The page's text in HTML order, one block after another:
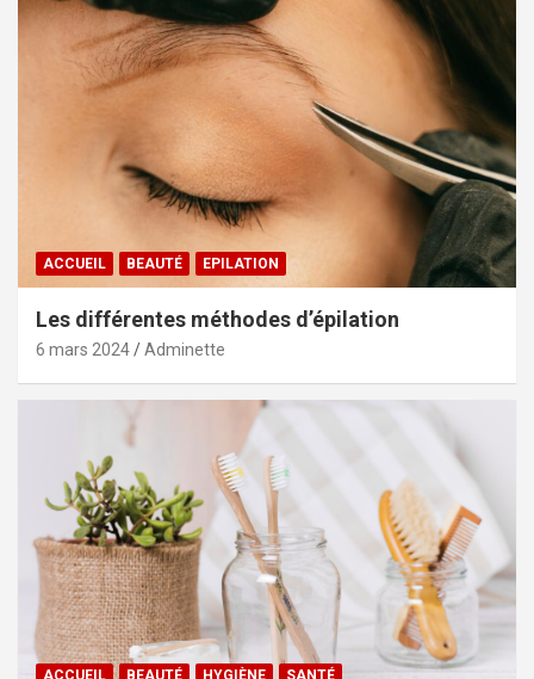
ACCUEIL BEAUTÉ EPILATION
Les différentes méthodes d’épilation
6 mars 2024 Adminette
ACCUEIL BEAUTÉ HYGIÈNE SANTÉ